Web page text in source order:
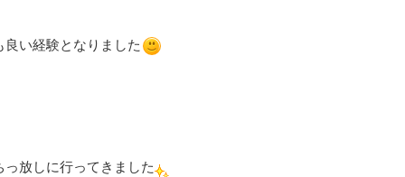
い経験となりました
放しに行ってきました